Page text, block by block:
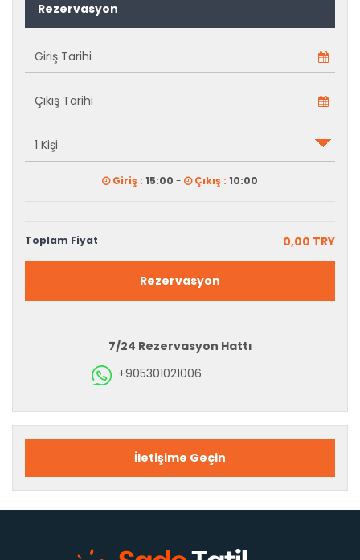
Rezervasyon
Giriş : 15:00 - Çıkış : 10:00
Toplam Fiyat 0,00 TRY
Rezervasyon
7/24 Rezervasyon Hattı
+905301021006
İletişime Geçin